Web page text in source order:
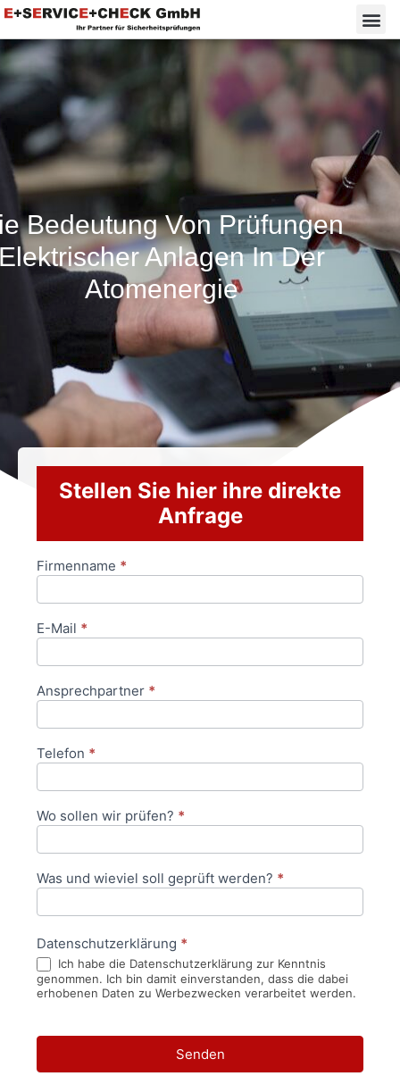
Bedeutung Von Prüfungen
Anlagen In Der
Atomenergie
Stellen Sie hier ihre direkte
Anfrage
Anfrageformular
Firmenname *
E-Mail *
Ansprechpartner *
Telefon *
Wo sollen wir prüfen? *
Was und wieviel soll geprüft werden? *
Datenschutzerklärung *
Ich habe die Datenschutzerklärung zur Kenntnis
genommen. Ich bin damit einverstanden, dass die dabei
erhobenen Daten zu Werbezwecken verarbeitet werden.
Senden